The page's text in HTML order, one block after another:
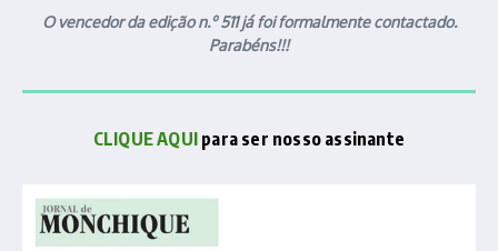
O vencedor da edição n.º 511 já foi formalmente contactado.
Parabéns!!!
CLIQUE AQUI para ser nosso assinante